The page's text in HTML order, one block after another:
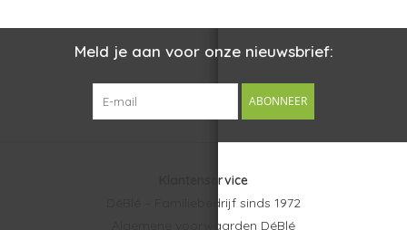
Meld je aan voor onze nieuwsbrief:
ABONNEER
Klantenservice
DéBlé – Familiebedrijf sinds 1972
Algemene voorwaarden DéBlé